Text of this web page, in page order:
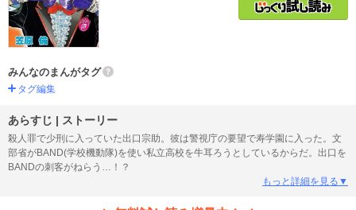
みんなのまんがタグ
タグ編集
あらすじ | ストーリー
殺人罪で少刑に入っていた出口宗助。彼は警視庁の要望で寿学園に入った。文
部省がBAND(学校機動隊)を使い私立高校を牛耳ろうとしているからだ。出口を
BANDの刺客がねらう…！？
もっと詳細を見る▼